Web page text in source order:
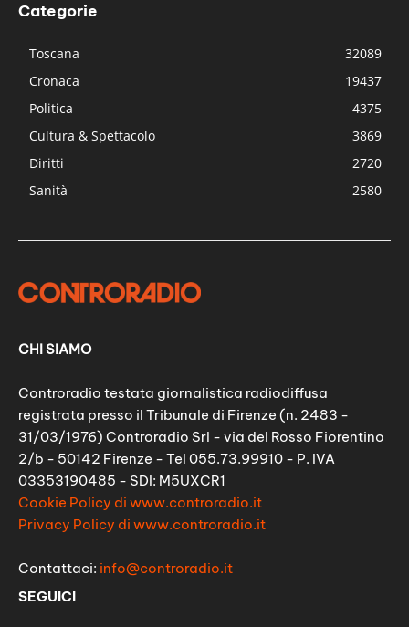
Categorie
Toscana
32089
Cronaca
19437
Politica
4375
Cultura & Spettacolo
3869
Diritti
2720
Sanità
2580
CHI SIAMO
Controradio testata giornalistica radiodiffusa
registrata presso il Tribunale di Firenze (n. 2483 -
31/03/1976) Controradio Srl - via del Rosso Fiorentino
2/b - 50142 Firenze - Tel 055.73.99910 - P. IVA
03353190485 - SDI: M5UXCR1
Cookie Policy di www.controradio.it
Privacy Policy di www.controradio.it
Contattaci: info@controradio.it
SEGUICI